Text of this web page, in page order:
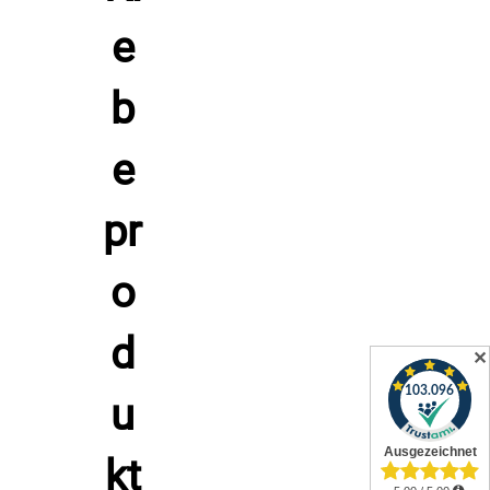
müssen sofort mit klarem Wasser abgewaschen werden, um
Fleckenbildung zu vermeiden.
Abklebeband ist unmittelbar nach dem Glättvorgang
mittelgrau - 310ml Kartusche
Um die optimalen Materialeigenschaften von
bewahren, beachte bitte folgende Lagerhinweise:
Kühl und trocken lagern.
direkter Sonneneinstrahlung und Frost schützen.
In der ungeöffneten Originalverpackung ist das
Produkt in der Regel
haltbar (genaues
Mindesthaltbarkeitsdatum siehe Aufdruck auf der
✕